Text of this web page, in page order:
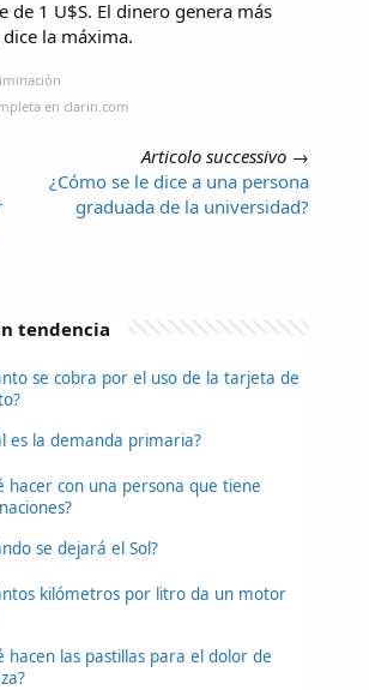
de 1 U$S. El dinero genera más
la máxima.
en clarin.com
Articolo successivo →
¿Cómo se le dice a una persona
graduada de la universidad?
tendencia
se cobra por el uso de la tarjeta de
es la demanda primaria?
hacer con una persona que tiene
se dejará el Sol?
kilómetros por litro da un motor
hacen las pastillas para el dolor de